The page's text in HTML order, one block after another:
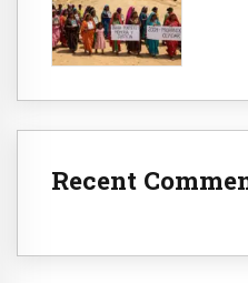
Recent